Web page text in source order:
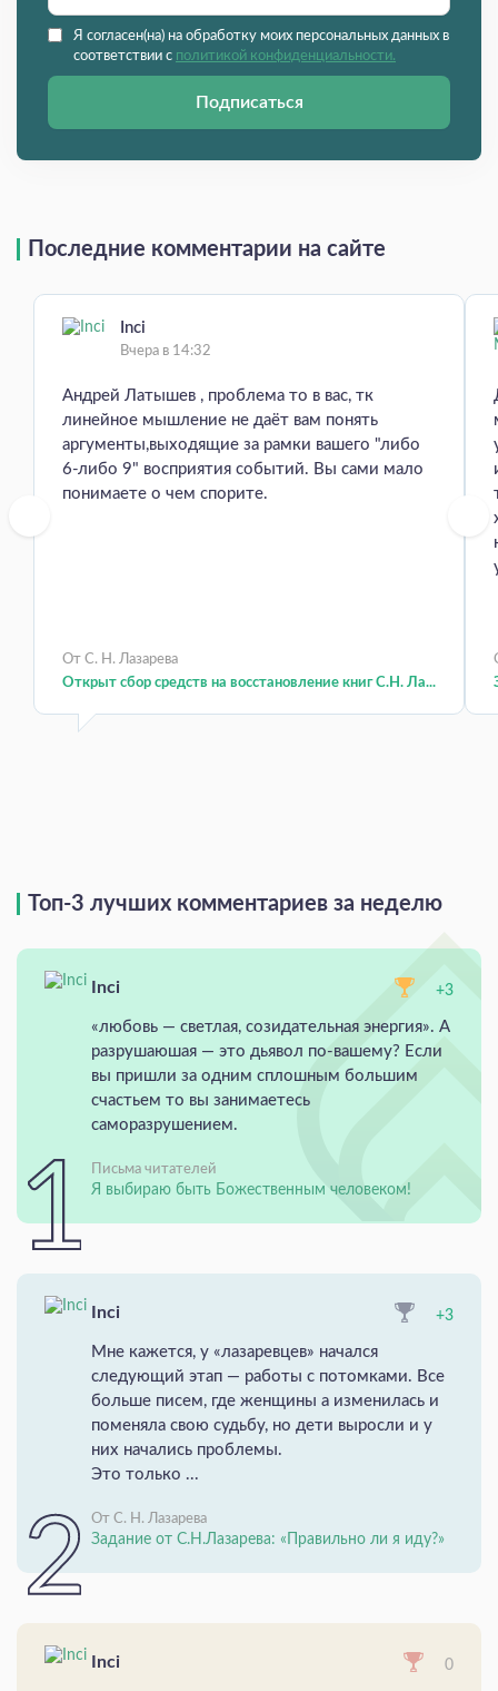
Я согласен(на) на обработку моих персональных данных в
соответствии с политикой конфиденциальности.
Подписаться
Последние комментарии на сайте
Inci
Вчера в 14:32
Андрей Латышев , проблема то в вас, тк
линейное мышление не даёт вам понять
аргументы,выходящие за рамки вашего "либо
6-либо 9" восприятия событий. Вы сами мало
понимаете о чем спорите.
От С. Н. Лазарева
Открыт сбор средств на восстановление книг С.Н. Ла...
Топ-3 лучших комментариев за неделю
Inci +3
«любовь — светлая, созидательная энергия». А
разрушаюшая — это дьявол по-вашему? Если
вы пришли за одним сплошным большим
счастьем то вы занимаетесь
саморазрушением.
Письма читателей
Я выбираю быть Божественным человеком!
Inci +3
Мне кажется, у «лазаревцев» начался
следующий этап — работы с потомками. Все
больше писем, где женщины а изменилась и
поменяла свою судьбу, но дети выросли и у
них начались проблемы.
Это только ...
От С. Н. Лазарева
Задание от С.Н.Лазарева: «Правильно ли я иду?»
Inci 0